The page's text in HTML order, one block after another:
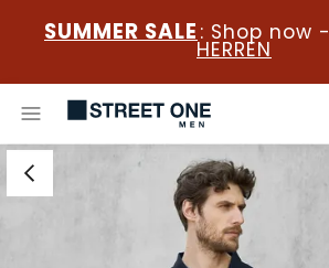
SUMMER SALE : Shop now -
HERREN